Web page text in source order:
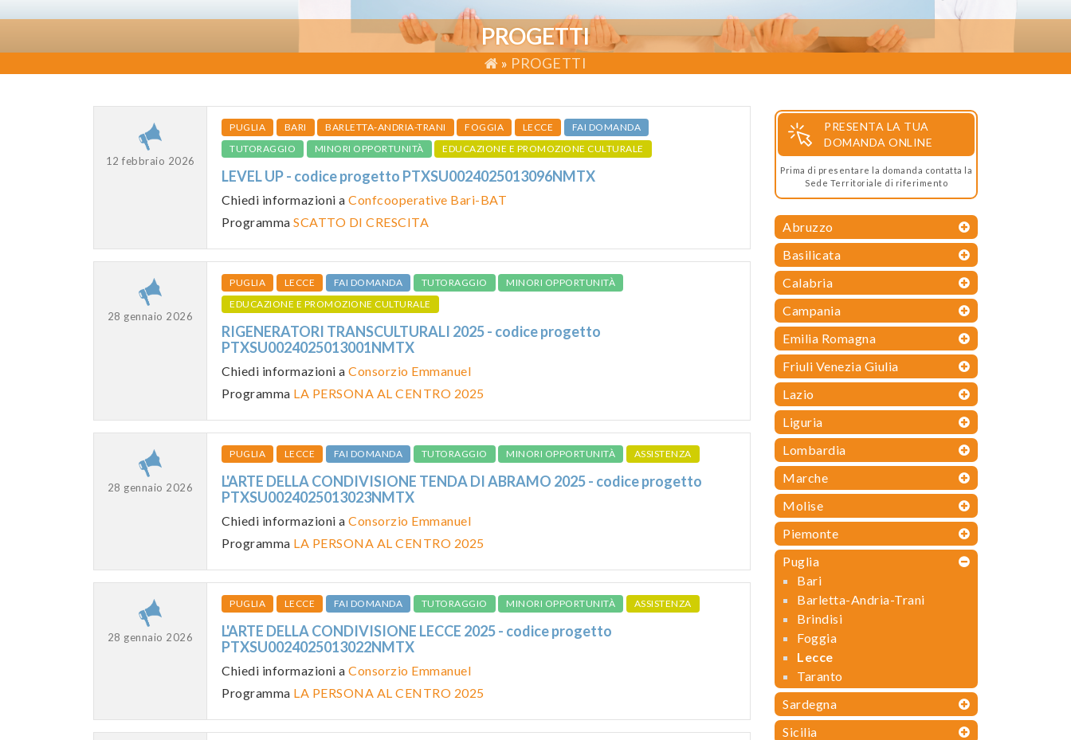
PROGETTI
» PROGETTI
12 febbraio 2026
PUGLIA BARI BARLETTA-ANDRIA-TRANI FOGGIA LECCE
FAI DOMANDA
TUTORAGGIO
MINORI OPPORTUNITÀ EDUCAZIONE E PROMOZIONE CULTURALE
LEVEL UP - codice progetto PTXSU0024025013096NMTX
Chiedi informazioni a Confcooperative Bari-BAT
Programma SCATTO DI CRESCITA
28 gennaio 2026
PUGLIA LECCE FAI DOMANDA TUTORAGGIO
MINORI OPPORTUNITÀ
EDUCAZIONE E PROMOZIONE CULTURALE
RIGENERATORI TRANSCULTURALI 2025 - codice progetto
PTXSU0024025013001NMTX
Chiedi informazioni a Consorzio Emmanuel
Programma LA PERSONA AL CENTRO 2025
28 gennaio 2026
PUGLIA LECCE FAI DOMANDA TUTORAGGIO MINORI OPPORTUNITÀ ASSISTENZA
L'ARTE DELLA CONDIVISIONE TENDA DI ABRAMO 2025 - codice progetto
PTXSU0024025013023NMTX
Chiedi informazioni a Consorzio Emmanuel
Programma LA PERSONA AL CENTRO 2025
28 gennaio 2026
PUGLIA LECCE FAI DOMANDA TUTORAGGIO MINORI OPPORTUNITÀ ASSISTENZA
L'ARTE DELLA CONDIVISIONE LECCE 2025 - codice progetto
PTXSU0024025013022NMTX
Chiedi informazioni a Consorzio Emmanuel
Programma LA PERSONA AL CENTRO 2025
PRESENTA LA TUA
DOMANDA ONLINE
Prima di presentare la domanda contatta la
Sede Territoriale di riferimento
Abruzzo
Basilicata
Calabria
Campania
Emilia Romagna
Friuli Venezia Giulia
Lazio
Liguria
Lombardia
Marche
Molise
Piemonte
Puglia
Bari
Barletta-Andria-Trani
Brindisi
Foggia
Lecce
Taranto
Sardegna
Sicilia